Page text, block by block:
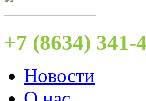
+7 (8634) 341-
Новости